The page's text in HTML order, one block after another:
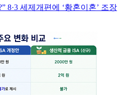
8·3 세제개편에 ‘황혼이혼’ 조장